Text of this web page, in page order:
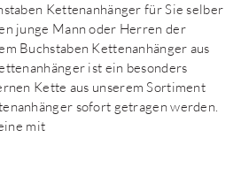
Kettenanhänger für Sie selber
junge Mann oder Herren der
Buchstaben Kettenanhänger aus
ist ein besonders
Kette aus unserem Sortiment
sofort getragen werden.
mit